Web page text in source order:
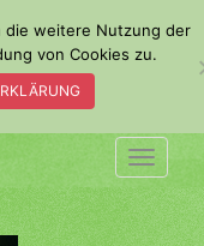
die weitere Nutzung der
von Cookies zu.